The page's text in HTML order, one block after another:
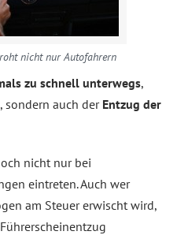
nicht nur Autofahrern
zu schnell unterwegs,
, sondern auch der Entzug der
nicht nur bei
eintreten. Auch wer
am Steuer erwischt wird,